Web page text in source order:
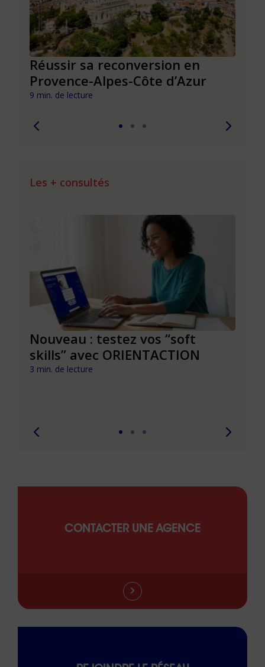
Réussir sa reconversion en
Provence-Alpes-Côte d’Azur
9 min. de lecture
Les + consultés
Nouveau : testez vos “soft
skills” avec ORIENTACTION
3 min. de lecture
CONTACTER UNE AGENCE